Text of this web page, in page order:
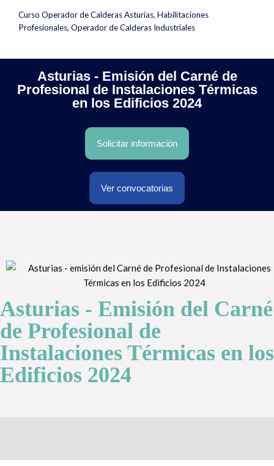
Curso Operador de Calderas Asturias, Habilitaciones
Profesionales, Operador de Calderas Industriales
Asturias - Emisión del Carné de
Profesional de Instalaciones Térmicas
en los Edificios 2024
Solicitar información
Ver convocatorias
Asturias - Emisión del Carné
de Profesional de
Instalaciones Térmicas en los
Edificios 2024